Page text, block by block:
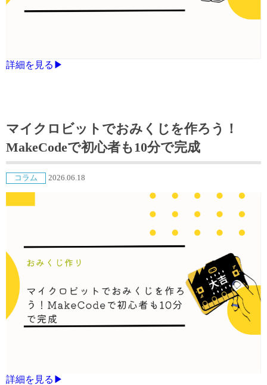
詳細を見る▶
マイクロビットでおみくじを作ろう！
MakeCodeで初心者も10分で完成
コラム 2026.06.18
詳細を見る▶